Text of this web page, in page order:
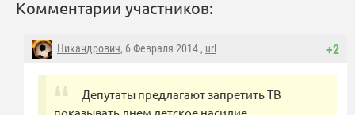
Комментарии участников:
+2
Никандрович, 6 Февраля 2014 , url
Депутаты предлагают запретить ТВ